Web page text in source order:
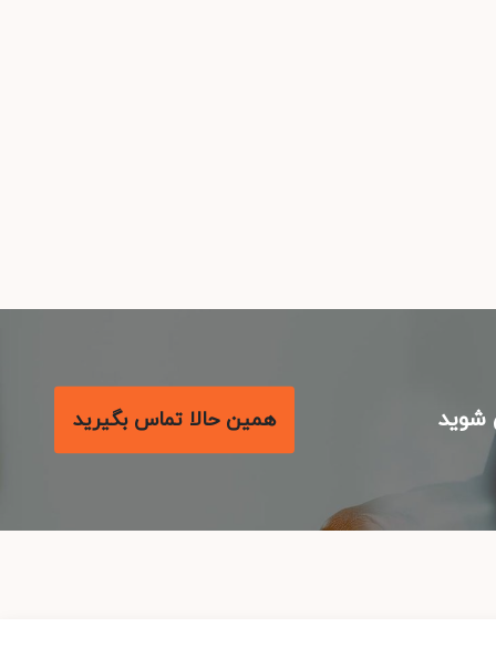
همین حالا تماس بگیرید